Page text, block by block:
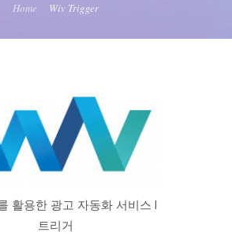
Home Wiv Trigger
활용한 광고 자동화 서비스 l
트리거